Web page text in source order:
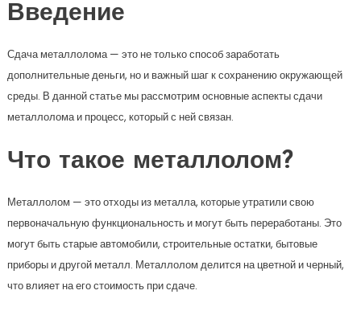
Введение
Сдача металлолома — это не только способ заработать
дополнительные деньги, но и важный шаг к сохранению окружающей
среды. В данной статье мы рассмотрим основные аспекты сдачи
металлолома и процесс, который с ней связан.
Что такое металлолом?
Металлолом — это отходы из металла, которые утратили свою
первоначальную функциональность и могут быть переработаны. Это
могут быть старые автомобили, строительные остатки, бытовые
приборы и другой металл. Металлолом делится на цветной и черный,
что влияет на его стоимость при сдаче.